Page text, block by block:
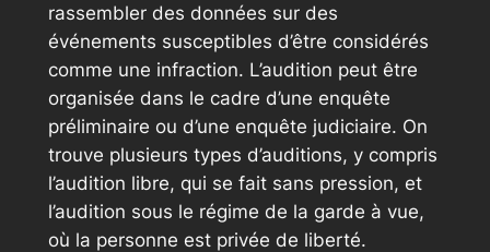
rassembler des données sur des
événements susceptibles d’être considérés
comme une infraction. L’audition peut être
organisée dans le cadre d’une enquête
préliminaire ou d’une enquête judiciaire. On
trouve plusieurs types d’auditions, y compris
l’audition libre, qui se fait sans pression, et
l’audition sous le régime de la garde à vue,
où la personne est privée de liberté.